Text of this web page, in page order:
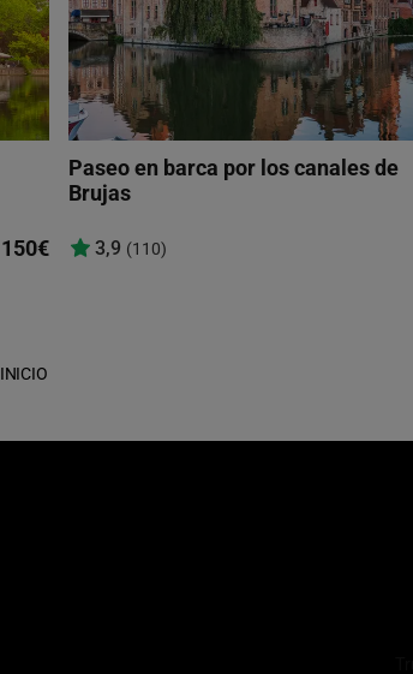
150€
Paseo en barca por los canales de
Brujas
3,9 (110)